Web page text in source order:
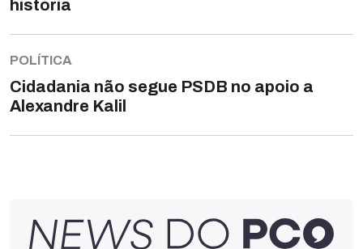
história
POLÍTICA
Cidadania não segue PSDB no apoio a
Alexandre Kalil